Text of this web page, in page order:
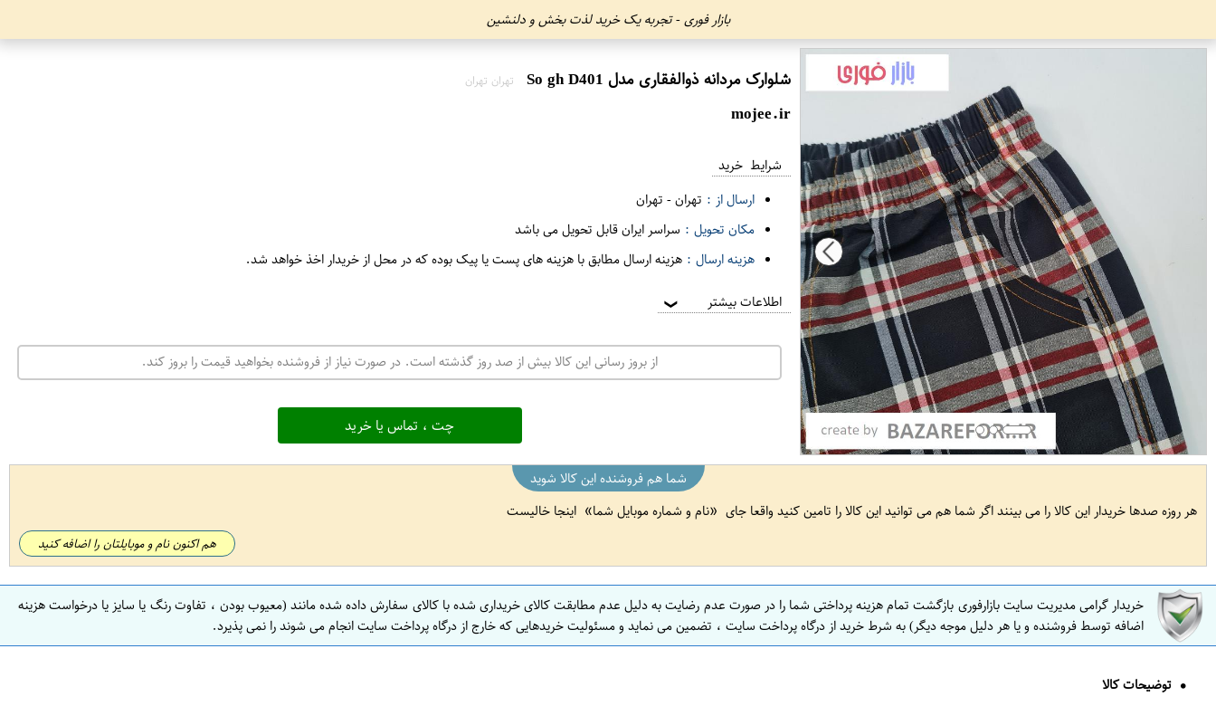
بازار فوری - تجربه یک خرید لذت بخش و دلنشین
شلوارک مردانه ذوالفقاری مدل So gh D401 تهران تهران
mojee.ir
شرایط خرید
ارسال از : تهران- تهران
مکان تحویل : سراسر ایران قابل تحویل می باشد
هزینه ارسال : هزینه ارسال مطابق با هزینه های پست یا پیک بوده که در محل از خریدار اخذ خواهد شد.
اطلاعات بیشتر ❯
از بروز رسانی این کالا بیش از صد روز گذشته است. در صورت نیاز از فروشنده بخواهید قیمت را بروز کند.
چت ، تماس یا خرید
شما هم فروشنده این کالا شوید
هر روزه صدها خریدار این کالا را می بینند اگر شما هم می توانید این کالا را تامین کنید واقعا جای
نام و شماره موبایل شما اینجا خالیست
هم اکنون نام و موبایلتان را اضافه کنید
خریدار گرامی مدیریت سایت بازارفوری بازگشت تمام هزینه پرداختی شما را در صورت عدم رضایت به دلیل عدم مطابقت کالای خریداری شده با کالای سفارش داده شده مانند (معیوب بودن ، تفاوت رنگ یا سایز یا درخواست هزینه
اضافه توسط فروشنده و یا هر دلیل موجه دیگر) به شرط خرید از درگاه پرداخت سایت ، تضمین می نماید و مسئولیت خریدهایی که خارج از درگاه پرداخت سایت انجام می شوند را نمی پذیرد.
توضیحات کالا